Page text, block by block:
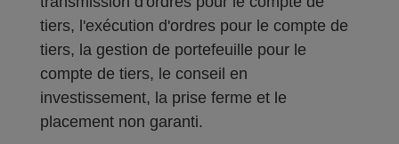
tiers, l'exécution d'ordres pour le compte de
tiers, la gestion de portefeuille pour le
compte de tiers, le conseil en
investissement, la prise ferme et le
placement non garanti.